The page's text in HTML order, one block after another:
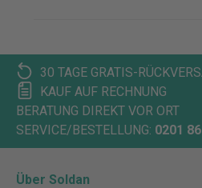
30 TAGE GRATIS-
KAUF AUF RECHNUNG
BERATUNG DIREKT VOR ORT
SERVICE/BESTELLUNG: 0201
Über Soldan